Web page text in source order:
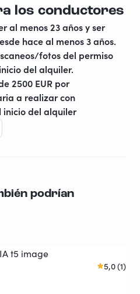
los conductores
al menos 23 años y ser
hace al menos 3 años.
fotos del permiso
del alquiler.
2500 EUR por
a realizar con
inicio del alquiler
podrían
5,0 (1)